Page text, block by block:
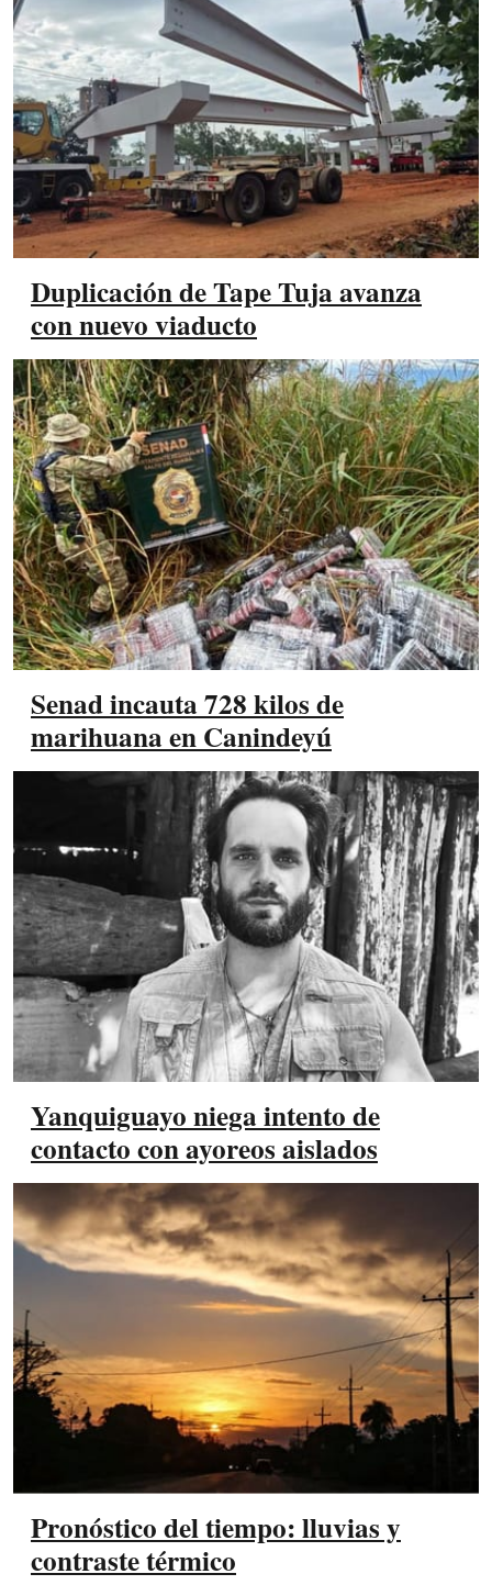
Duplicación de Tape Tuja avanza
con nuevo viaducto
Senad incauta 728 kilos de
marihuana en Canindeyú
Yanquiguayo niega intento de
contacto con ayoreos aislados
Pronóstico del tiempo: lluvias y
contraste térmico